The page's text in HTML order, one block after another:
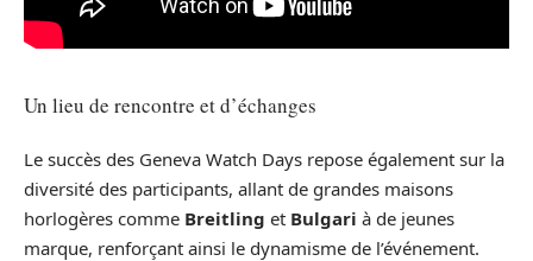
Un lieu de rencontre et d’échanges
Le succès des Geneva Watch Days repose également sur la
diversité des participants, allant de grandes maisons
horlogères comme Breitling et Bulgari à de jeunes
marque, renforçant ainsi le dynamisme de l’événement.